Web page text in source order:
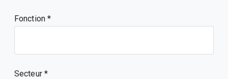
Fonction
Secteur *